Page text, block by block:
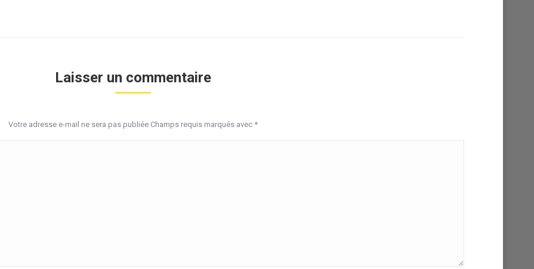
Laisser un commentaire
Votre adresse e-mail ne sera pas publiée Champs requis marqués avec *